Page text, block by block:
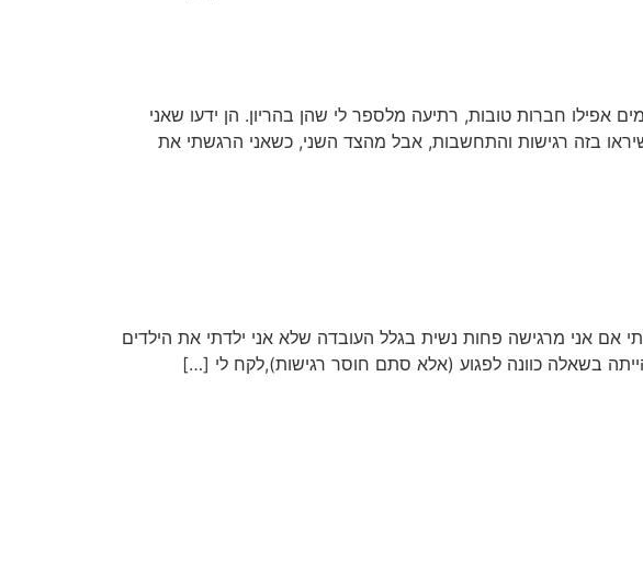
חברות טובות, רתיעה מלספר לי שהן בהריון. הן ידעו שאני
שיראו בזה רגישות והתחשבות, אבל מהצד השני, כשאני הרגשתי את
אם אני מרגישה פחות נשית בגלל העובדה שלא אני ילדתי את הילדים
בשאלה כוונה לפגוע (אלא סתם חוסר רגישות),לקח לי […]